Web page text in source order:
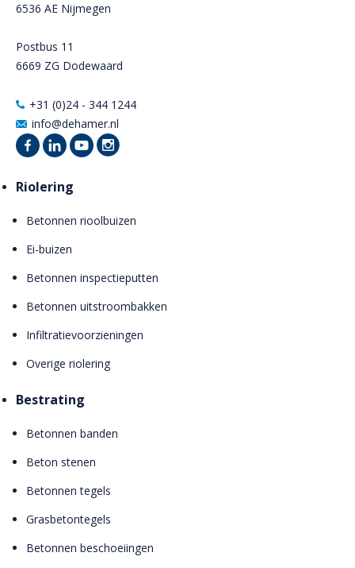
6536 AE Nijmegen
Postbus 11
6669 ZG Dodewaard
+31 (0)24 - 344 1244
info@dehamer.nl
Riolering
Betonnen rioolbuizen
Ei-buizen
Betonnen inspectieputten
Betonnen uitstroombakken
Infiltratievoorzieningen
Overige riolering
Bestrating
Betonnen banden
Beton stenen
Betonnen tegels
Grasbetontegels
Betonnen beschoeiingen